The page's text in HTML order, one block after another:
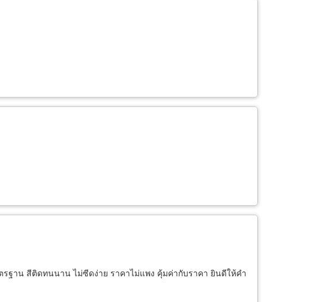
ฐาน สีติดทนนาน ไม่ซีดง่าย ราคาไม่แพง คุ้มค่ากับราคา ยินดีให้คำ